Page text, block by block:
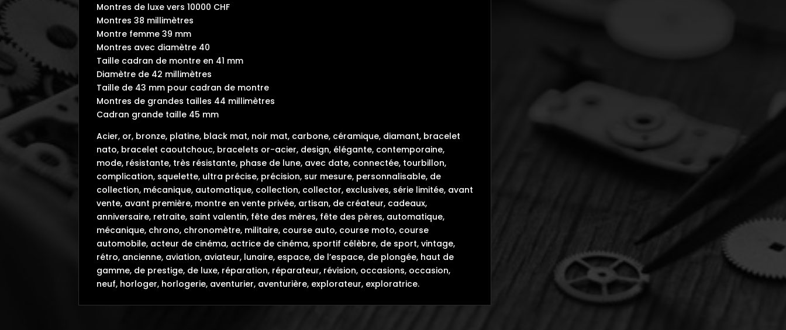
Montres de luxe vers 10000 CHF
Montres 38 millimètres
Montre femme 39 mm
Montres avec diamètre 40
Taille cadran de montre en 41 mm
Diamètre de 42 millimètres
Taille de 43 mm pour cadran de montre
Montres de grandes tailles 44 millimètres
Cadran grande taille 45 mm
Acier, or, bronze, platine, black mat, noir mat, carbone, céramique, diamant, bracelet
nato, bracelet caoutchouc, bracelets or-acier, design, élégante, contemporaine,
mode, résistante, très résistante, phase de lune, avec date, connectée, tourbillon,
complication, squelette, ultra précise, précision, sur mesure, personnalisable, de
collection, mécanique, automatique, collection, collector, exclusives, série limitée, avant
vente, avant première, montre en vente privée, artisan, de créateur, cadeaux,
anniversaire, retraite, saint valentin, fête des mères, fête des pères, automatique,
mécanique, chrono, chronomètre, militaire, course auto, course moto, course
automobile, acteur de cinéma, actrice de cinéma, sportif célèbre, de sport, vintage,
rétro, ancienne, aviation, aviateur, lunaire, espace, de l’espace, de plongée, haut de
gamme, de prestige, de luxe, réparation, réparateur, révision, occasions, occasion,
neuf, horloger, horlogerie, aventurier, aventurière, explorateur, exploratrice.